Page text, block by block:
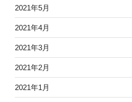
2021年5月
2021年4月
2021年3月
2021年2月
2021年1月